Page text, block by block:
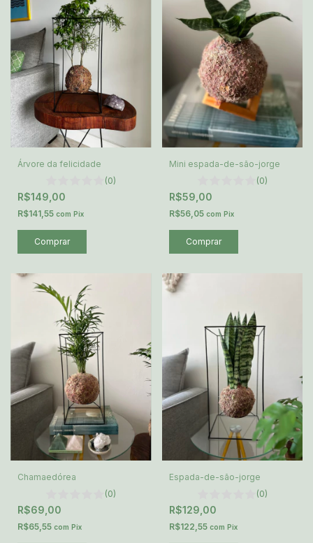
Árvore da felicidade
(0)
R$149,00
R$141,55 com Pix
Mini espada-de-são-jorge
(0)
R$59,00
R$56,05 com Pix
Chamaedórea
(0)
R$69,00
R$65,55 com Pix
Espada-de-são-jorge
(0)
R$129,00
R$122,55 com Pix